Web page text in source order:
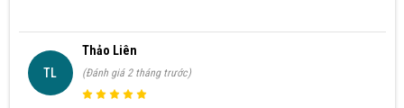
TL
Thảo Liên
(Đánh giá 2 tháng trước)